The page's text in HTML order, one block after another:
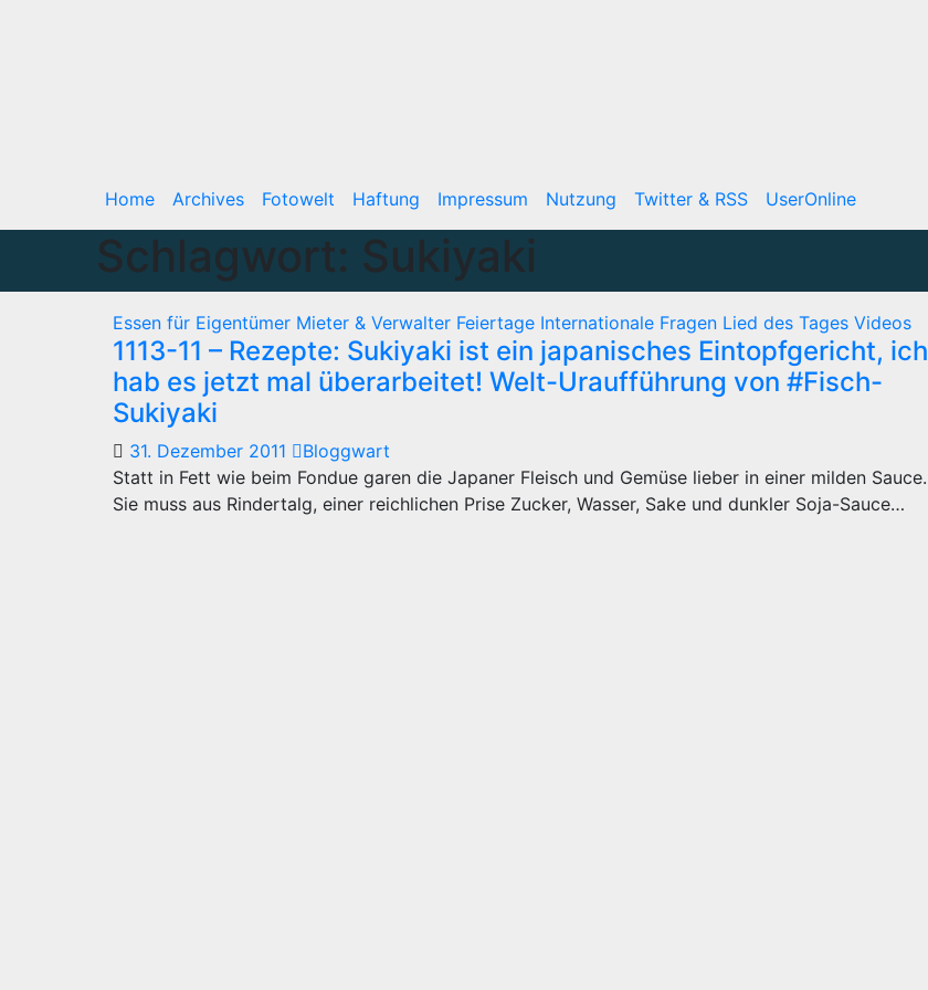
Home Archives Fotowelt Haftung Impressum Nutzung Twitter & RSS UserOnline
Schlagwort: Sukiyaki
Essen für Eigentümer Mieter & Verwalter Feiertage Internationale Fragen Lied des Tages Videos
1113-11 – Rezepte: Sukiyaki ist ein japanisches Eintopfgericht, ich
hab es jetzt mal überarbeitet! Welt-Uraufführung von #Fisch-
Sukiyaki
31. Dezember 2011
Bloggwart
Statt in Fett wie beim Fondue garen die Japaner Fleisch und Gemüse lieber in einer milden Sauce.
Sie muss aus Rindertalg, einer reichlichen Prise Zucker, Wasser, Sake und dunkler Soja-Sauce…